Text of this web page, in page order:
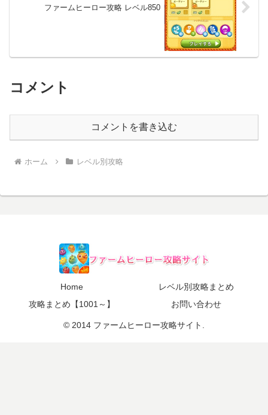
ファームヒーロー攻略 レベル850
コメント
コメントを書き込む
ホーム レベル別攻略
Home
レベル別攻略まとめ
攻略まとめ【1001～】
お問い合わせ
© 2014 ファームヒーロー攻略サイト.